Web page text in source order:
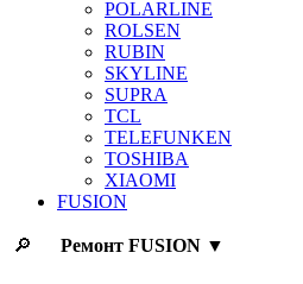
POLARLINE
ROLSEN
RUBIN
SKYLINE
SUPRA
TCL
TELEFUNKEN
TOSHIBA
XIAOMI
FUSION
🔎 Ремонт FUSION ▼